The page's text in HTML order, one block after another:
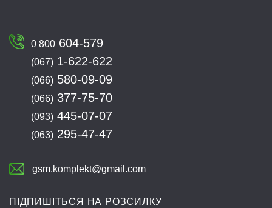
0 800 604-579
(067) 1-622-622
(066) 580-09-09
(066) 377-75-70
(093) 445-07-07
(063) 295-47-47
gsm.komplekt@gmail.com
ПІДПИШІТЬСЯ НА РОЗСИЛКУ